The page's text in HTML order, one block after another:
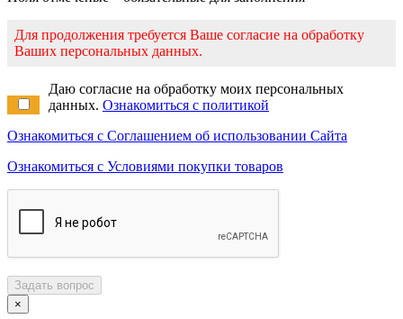
Для продолжения требуется Ваше согласие на обработку
Ваших персональных данных.
Даю согласие на обработку моих персональных
данных. Ознакомиться с политикой
Ознакомиться с Соглашением об использовании Сайта
Ознакомиться с Условиями покупки товаров
Задать вопрос
×